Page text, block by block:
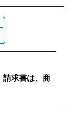
請求書は、商